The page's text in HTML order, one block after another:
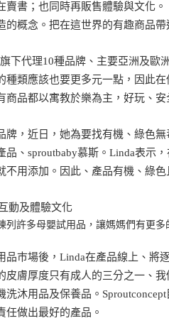
賣書；也同時再販售體驗與文化
的概念。把在這世界的有趣商品
下代理10種品牌、主要亞洲及
種類應該也要更多元一點，因此
商品都以寓教於樂為主，好玩、
牌，近日，她為要找有機、綠色
品、sproutbaby慕斯。Linda表示
不用添加。因此、產品有機、綠
列許多母嬰試用品，讓媽媽們有更多
品巿場後，Linda在產品線上、將
皮膚厚度只有成人的三分之一、
洗沐用品及保養品。
任做出最好的產品。